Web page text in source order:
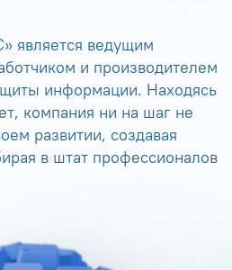
является ведущим
и производителем
информации. Находясь
компания ни на шаг не
развитии, создавая
в штат профессионалов